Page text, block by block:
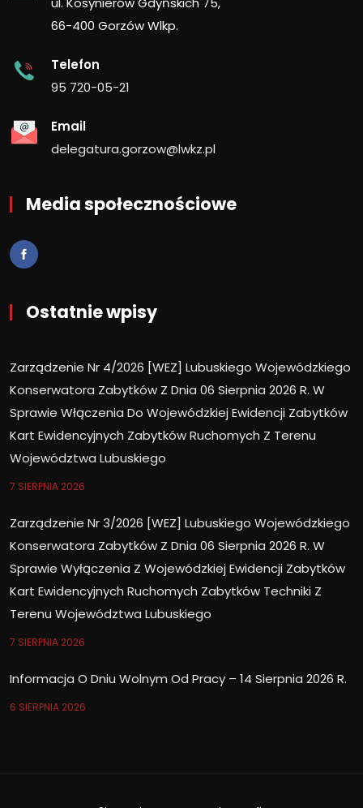
66-400 Gorzów Wlkp.
Telefon
95 720-05-21
Email
delegatura.gorzow@lwkz.pl
Media społecznościowe
Ostatnie wpisy
Zarządzenie Nr 4/2026 [WEZ] Lubuskiego Wojewódzkiego
Konserwatora Zabytków Z Dnia 06 Sierpnia 2026 R. W
Sprawie Włączenia Do Wojewódzkiej Ewidencji Zabytków
Kart Ewidencyjnych Zabytków Ruchomych Z Terenu
Województwa Lubuskiego
7 SIERPNIA 2026
Zarządzenie Nr 3/2026 [WEZ] Lubuskiego Wojewódzkiego
Konserwatora Zabytków Z Dnia 06 Sierpnia 2026 R. W
Sprawie Wyłączenia Z Wojewódzkiej Ewidencji Zabytków
Kart Ewidencyjnych Ruchomych Zabytków Techniki Z
Terenu Województwa Lubuskiego
7 SIERPNIA 2026
Informacja O Dniu Wolnym Od Pracy – 14 Sierpnia 2026 R.
6 SIERPNIA 2026